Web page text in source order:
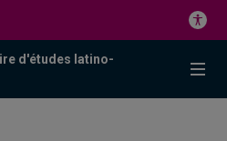
d'études latino-